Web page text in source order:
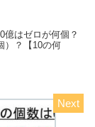
億はゼロが何個？
）？【10の何